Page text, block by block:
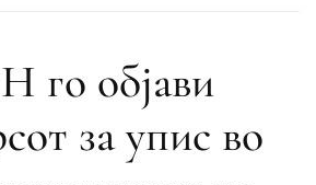
го објави
за упис во